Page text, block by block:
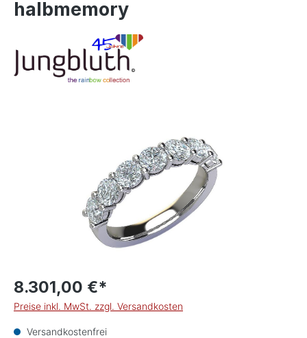
halbmemory
8.301,00 €*
Preise inkl. MwSt. zzgl. Versandkosten
Versandkostenfrei